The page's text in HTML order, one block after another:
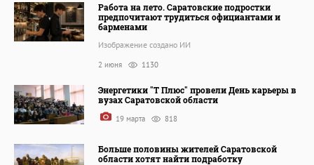
Работа на лето. Саратовские подростки
предпочитают трудиться официантами и
барменами
Изображение создано ИИ
2 июня 1130
Энергетики "Т Плюс" провели День карьеры в
вузах Саратовской области
19 марта 818
Больше половины жителей Саратовской
области хотят найти подработку